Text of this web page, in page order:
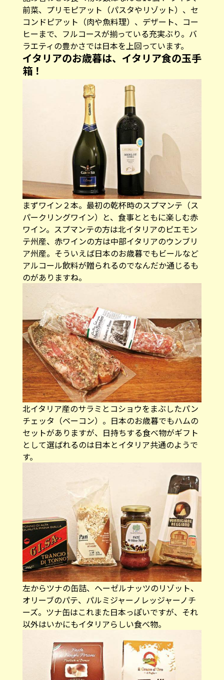
前菜、プリモピアット（パスタやリゾット）、セ
コンドピアット（肉や魚料理）、デザート、コー
ヒーまで、フルコースが揃っている充実ぶり。バ
ラエティの豊かさでは日本を上回っています。
イタリアのお歳暮は、イタリア食の玉手
箱！
まずワイン２本。最初の乾杯時のスプマンテ（ス
パークリングワイン）と、食事とともに楽しむ赤
ワイン。スプマンテの方は北イタリアのピエモン
テ州産、赤ワインの方は中部イタリアのウンブリ
ア州産。そういえば日本のお歳暮でもビールなど
アルコール飲料が贈られるのでなんだか通じるも
のがありますね。
北イタリア産のサラミとコショウをまぶしたパン
チェッタ（ベーコン）。日本のお歳暮でもハムの
セットがありますが、日持ちする食べ物がギフト
として選ばれるのは日本とイタリア共通のようで
す。
左からツナの缶詰、ヘーゼルナッツのリゾット、
オリーブのパテ、パルミジャーノレッジャーノチ
ーズ。ツナ缶はこれまた日本っぽいですが、それ
以外はいかにもイタリアらしい食べ物。